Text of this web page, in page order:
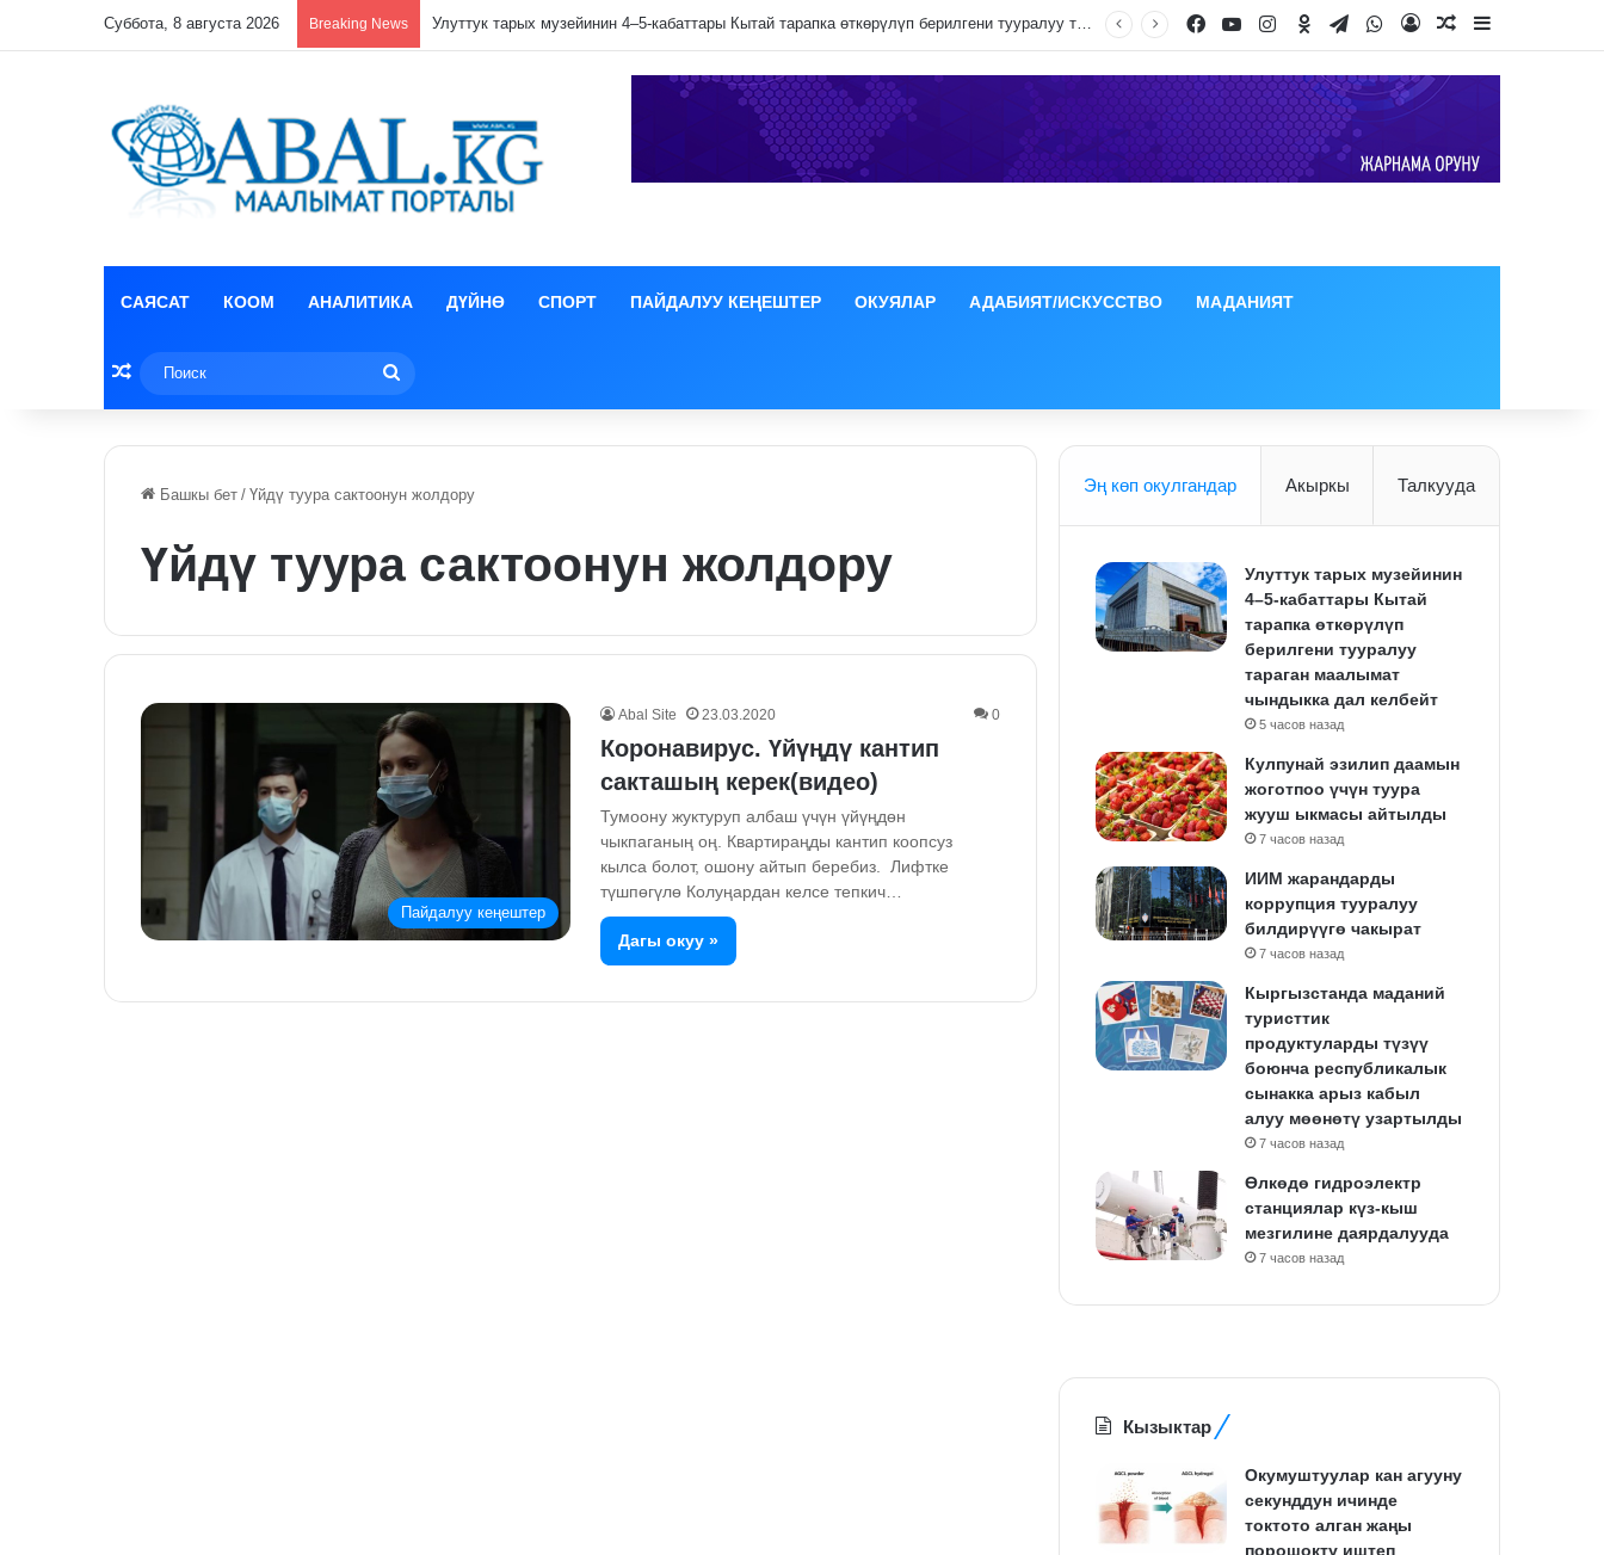
Суббота, 8 августа 2026 Breaking News Улуттук тарых музейинин 4–5-кабаттары Кытай тарапка өткөрүлүп берилгени тууралуу тараган маалымат чындыкка дал келбейт FacebookYouTubeInstagram
Odnoklassniki
TelegramWhatsApp
Log InRandom Article
САЯСАТ КООМ АНАЛИТИКА ДҮЙНӨ СПОРТ ПАЙДАЛУУ КЕҢЕШТЕР ОКУЯЛАР АДАБИЯТ/ИСКУССТВО МАДАНИЯТ
Random Article
Башкы бет / Үйдү туура сактоонун жолдору
Үйдү туура сактоонун жолдору
Пайдалуу кеңештер
Abal Site 23.03.2020 0
Коронавирус. Үйүңдү кантип
сакташың керек(видео)
Тумоону жуктуруп албаш үчүн үйүңдөн
чыкпаганың оң. Квартираңды кантип коопсуз
кылса болот, ошону айтып беребиз. Лифтке
түшпөгүлө Колуңардан келсе тепкич…
Дагы окуу »
Эң көп окулгандар Акыркы Талкууда
Улуттук тарых музейинин
4–5-кабаттары Кытай
тарапка өткөрүлүп
берилгени тууралуу
тараган маалымат
чындыкка дал келбейт
5 часов назад
Кулпунай эзилип даамын
жоготпоо үчүн туура
жууш ыкмасы айтылды
7 часов назад
ИИМ жарандарды
коррупция тууралуу
билдирүүгө чакырат
7 часов назад
Кыргызстанда маданий
туристтик
продуктуларды түзүү
боюнча республикалык
сынакка арыз кабыл
алуу мөөнөтү узартылды
7 часов назад
Өлкөдө гидроэлектр
станциялар күз-кыш
мезгилине даярдалууда
7 часов назад
Кызыктар
Окумуштуулар кан агууну
секунддун ичинде
токтото алган жаңы
порошокту иштеп